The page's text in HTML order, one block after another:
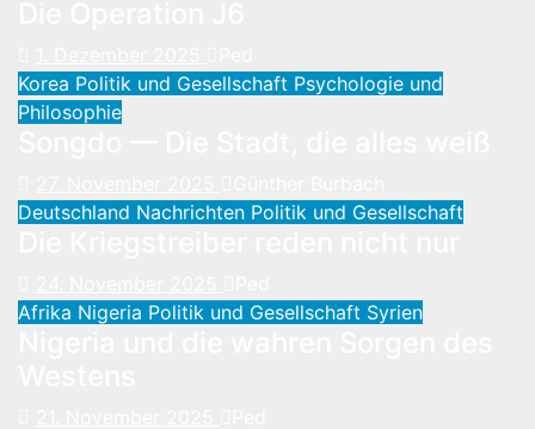
Korea Politik und Gesellschaft Psychologie und
Philosophie
Deutschland Nachrichten Politik und Gesellschaft
Afrika Nigeria Politik und Gesellschaft Syrien